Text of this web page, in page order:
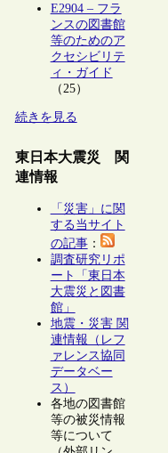
E2904 – フラ
ンスの図書館
等のためのア
クセシビリテ
ィ・ガイド
（25）
続きを見る
東日本大震災 関
連情報
「災害」に関
する当サイト
の記事：
調査研究リポ
ート「東日本
大震災と図書
館」
地震・災害 関
連情報（レフ
ァレンス協同
データベー
ス）
各地の図書館
等の被災情報
等について